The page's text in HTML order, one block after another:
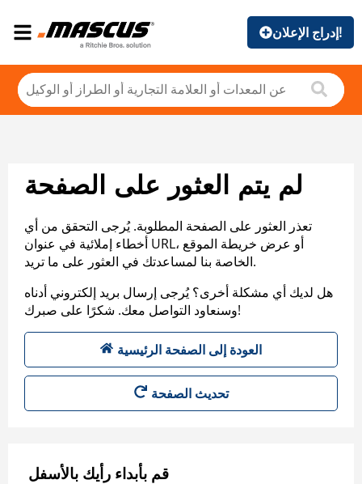
إدراج الإعلان!
لم يتم العثور على الصفحة
تعذر العثور على الصفحة المطلوبة. يُرجى التحقق من أي
أخطاء إملائية في عنوان URL، أو عرض خريطة الموقع
الخاصة بنا لمساعدتك في العثور على ما تريد.
هل لديك أي مشكلة أخرى؟ يُرجى إرسال بريد إلكتروني أدناه
وسنعاود التواصل معك. شكرًا على صبرك!
العودة إلى الصفحة الرئيسية
تحديث الصفحة
قم بأبداء رأيك بالأسفل